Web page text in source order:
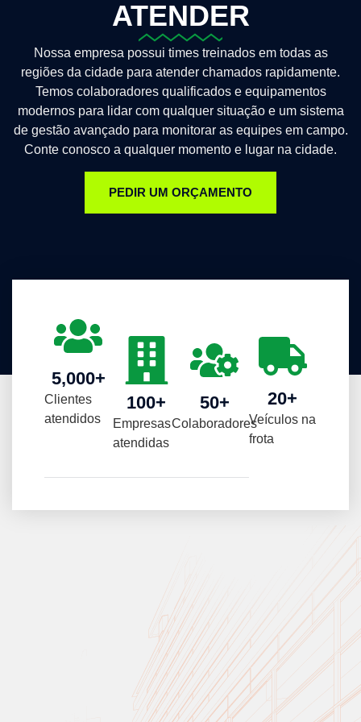
ATENDER
Nossa empresa possui times treinados em todas as
regiões da cidade para atender chamados rapidamente.
Temos colaboradores qualificados e equipamentos
modernos para lidar com qualquer situação e um sistema
de gestão avançado para monitorar as equipes em campo.
Conte conosco a qualquer momento e lugar na cidade.
PEDIR UM ORÇAMENTO
Clientes
atendidos
5,000+
Empresas
atendidas
100+
Colaboradores
50+
Veículos na
frota
20+